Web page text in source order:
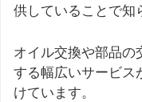
供していることで知
オイル交換や部品の
する幅広いサービス
けています。